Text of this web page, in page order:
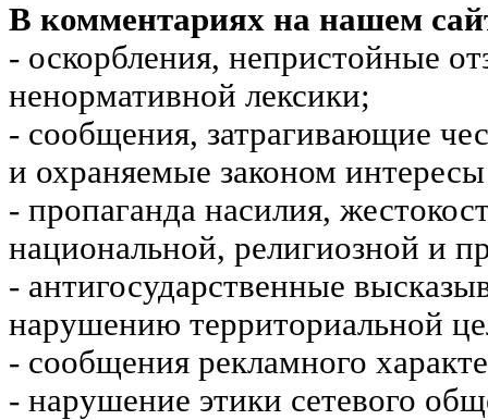
В комментариях на нашем
- оскорбления, непристойные
ненормативной лексики;
- сообщения, затрагивающие
и охраняемые законом
- пропаганда насилия,
национальной, религиозной и
- антигосударственные
нарушению территориальной
- сообщения рекламного
- нарушение этики сетевого